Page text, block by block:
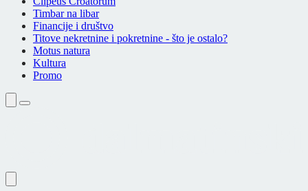
Timbar na libar
Financije i društvo
Titove nekretnine i pokretnine - što je ostalo?
Motus natura
Kultura
Promo